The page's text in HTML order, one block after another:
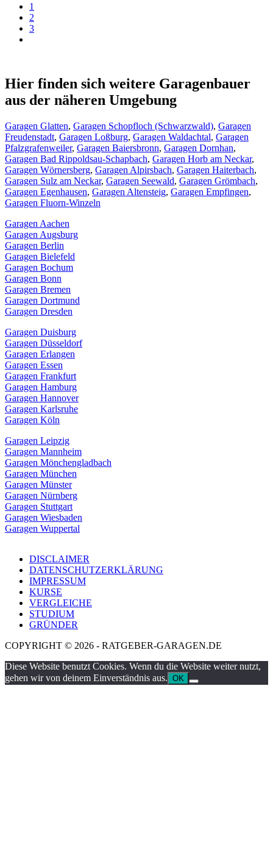
1
2
3
Hier finden sich weitere Garagenbauer
aus der näheren Umgebung
Garagen Glatten, Garagen Schopfloch (Schwarzwald), Garagen
Freudenstadt, Garagen Loßburg, Garagen Waldachtal, Garagen
Pfalzgrafenweiler, Garagen Baiersbronn, Garagen Dornhan,
Garagen Bad Rippoldsau-Schapbach, Garagen Horb am Neckar,
Garagen Wörnersberg, Garagen Alpirsbach, Garagen Haiterbach,
Garagen Sulz am Neckar, Garagen Seewald, Garagen Grömbach,
Garagen Egenhausen, Garagen Altensteig, Garagen Empfingen,
Garagen Fluorn-Winzeln
Garagen Aachen
Garagen Augsburg
Garagen Berlin
Garagen Bielefeld
Garagen Bochum
Garagen Bonn
Garagen Bremen
Garagen Dortmund
Garagen Dresden
Garagen Duisburg
Garagen Düsseldorf
Garagen Erlangen
Garagen Essen
Garagen Frankfurt
Garagen Hamburg
Garagen Hannover
Garagen Karlsruhe
Garagen Köln
Garagen Leipzig
Garagen Mannheim
Garagen Mönchengladbach
Garagen München
Garagen Münster
Garagen Nürnberg
Garagen Stuttgart
Garagen Wiesbaden
Garagen Wuppertal
DISCLAIMER
DATENSCHUTZERKLÄRUNG
IMPRESSUM
KURSE
VERGLEICHE
STUDIUM
GRÜNDER
COPYRIGHT © 2026 - RATGEBER-GARAGEN.DE
Diese Website benutzt Cookies. Wenn du die Website weiter nutzt,
gehen wir von deinem Einverständnis aus. OK